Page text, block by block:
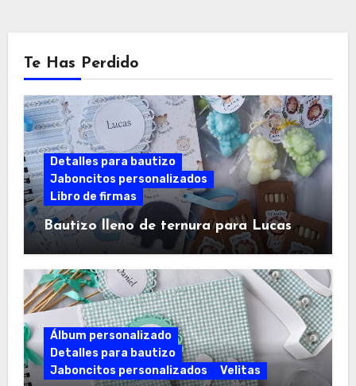
Te Has Perdido
Detalles para bautizo
Jaboncitos personalizados
Libro de firmas
Bautizo lleno de ternura para Lucas
Álbum personalizado
Detalles para bautizo
Jaboncitos personalizados
Velitas